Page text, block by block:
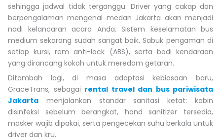
sehingga jadwal tidak terganggu. Driver yang cakap dan
berpengalaman mengenal medan Jakarta akan menjadi
nadi kelancaran acara Anda. Sistem keselamatan bus
medium sekarang sudah sangat baik. Sabuk pengaman di
setiap kursi, rem anti-lock (ABS), serta bodi kendaraan
yang dirancang kokoh untuk meredam getaran.
Ditambah lagi, di masa adaptasi kebiasaan baru,
GraceTrans, sebagai rental travel dan bus pariwisata
Jakarta menjalankan standar sanitasi ketat: kabin
disinfeksi sebelum berangkat, hand sanitizer tersedia,
masker wajib dipakai, serta pengecekan suhu berkala untuk
driver dan kru.